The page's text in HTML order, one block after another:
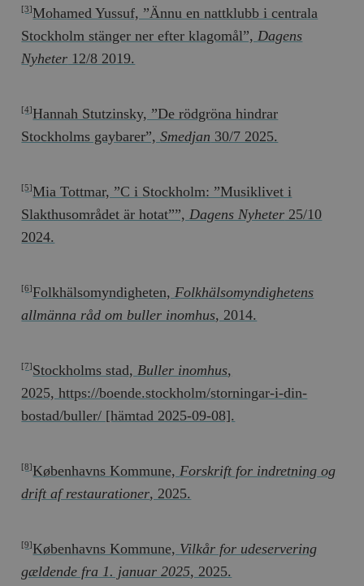
[3]Mohamed Yussuf, ”Ännu en nattklubb i centrala
Stockholm stänger ner efter klagomål”, Dagens
Nyheter 12/8 2019.
[4]Hannah Stutzinsky, ”De rödgröna hindrar
Stockholms gaybarer”,Smedjan 30/7 2025.
[5]Mia Tottmar, ”C i Stockholm: ”Musiklivet i
Slakthusområdet är hotat””, Dagens Nyheter 25/10
2024.
[6]Folkhälsomyndigheten, Folkhälsomyndighetens
allmänna råd om buller inomhus, 2014.
[7] Stockholms stad, Buller inomhus,
2025, https://boende.stockholm/storningar-i-din-
bostad/buller/ [hämtad 2025-09-08].
[8]Københavns Kommune, Forskrift for indretning og
drift af restaurationer, 2025.
[9]Københavns Kommune, Vilkår for udeservering
gældende fra 1. januar 2025, 2025.